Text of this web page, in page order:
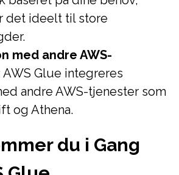
det ideelt til store
med andre AWS-
AWS Glue integreres
andre AWS-tjenester som
og Athena.
du i Gang